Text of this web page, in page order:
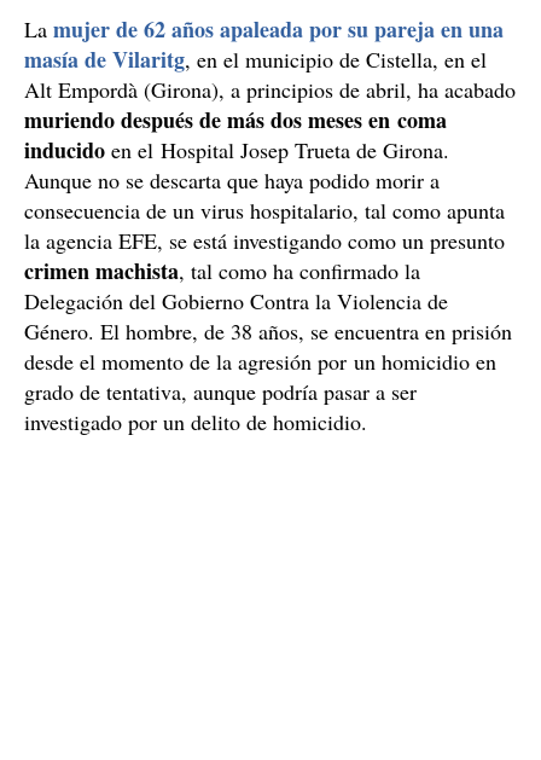
La mujer de 62 años apaleada por su pareja en una
masía de Vilaritg, en el municipio de Cistella, en el
Alt Empordà (Girona), a principios de abril, ha acabado
muriendo después de más dos meses en coma
inducido en el Hospital Josep Trueta de Girona.
Aunque no se descarta que haya podido morir a
consecuencia de un virus hospitalario, tal como apunta
la agencia EFE, se está investigando como un presunto
crimen machista, tal como ha confirmado la
Delegación del Gobierno Contra la Violencia de
Género. El hombre, de 38 años, se encuentra en prisión
desde el momento de la agresión por un homicidio en
grado de tentativa, aunque podría pasar a ser
investigado por un delito de homicidio.